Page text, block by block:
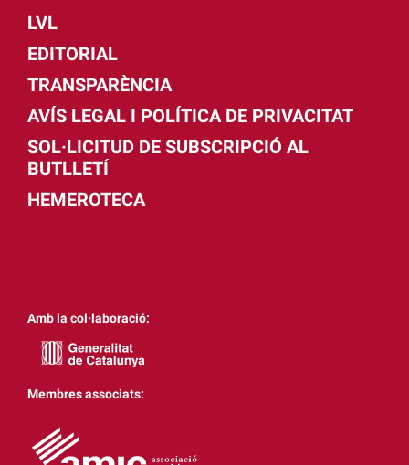
LVL
EDITORIAL
TRANSPARÈNCIA
AVÍS LEGAL I POLÍTICA DE PRIVACITAT
SOL·LICITUD DE SUBSCRIPCIÓ AL
BUTLLETÍ
HEMEROTECA
Amb la col·laboració:
Membres associats: